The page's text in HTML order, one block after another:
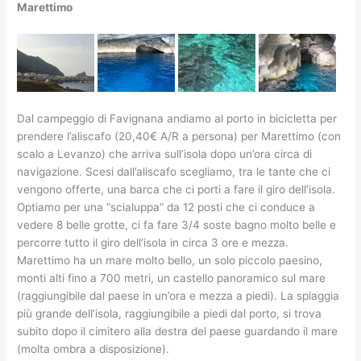
Marettimo
Dal campeggio di Favignana andiamo al porto in bicicletta per
prendere l’aliscafo (20,40€ A/R a persona) per Marettimo (con
scalo a Levanzo) che arriva sull’isola dopo un’ora circa di
navigazione. Scesi dall’aliscafo scegliamo, tra le tante che ci
vengono offerte, una barca che ci porti a fare il giro dell’isola.
Optiamo per una “scialuppa” da 12 posti che ci conduce a
vedere 8 belle grotte, ci fa fare 3/4 soste bagno molto belle e
percorre tutto il giro dell’isola in circa 3 ore e mezza.
Marettimo ha un mare molto bello, un solo piccolo paesino,
monti alti fino a 700 metri, un castello panoramico sul mare
(raggiungibile dal paese in un’ora e mezza a piedi). La spiaggia
più grande dell’isola, raggiungibile a piedi dal porto, si trova
subito dopo il cimitero alla destra del paese guardando il mare
(molta ombra a disposizione).